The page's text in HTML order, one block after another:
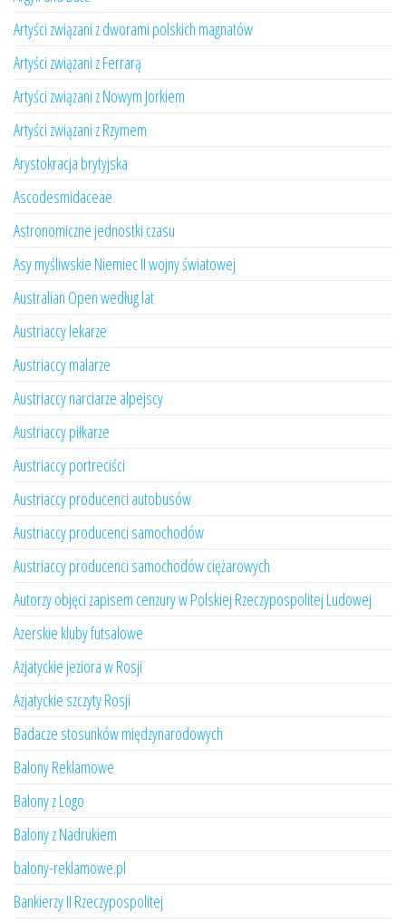
Artyści związani z dworami polskich magnatów
Artyści związani z Ferrarą
Artyści związani z Nowym Jorkiem
Artyści związani z Rzymem
Arystokracja brytyjska
Ascodesmidaceae
Astronomiczne jednostki czasu
Asy myśliwskie Niemiec II wojny światowej
Australian Open według lat
Austriaccy lekarze
Austriaccy malarze
Austriaccy narciarze alpejscy
Austriaccy piłkarze
Austriaccy portreciści
Austriaccy producenci autobusów
Austriaccy producenci samochodów
Austriaccy producenci samochodów ciężarowych
Autorzy objęci zapisem cenzury w Polskiej Rzeczypospolitej Ludowej
Azerskie kluby futsalowe
Azjatyckie jeziora w Rosji
Azjatyckie szczyty Rosji
Badacze stosunków międzynarodowych
Balony Reklamowe
Balony z Logo
Balony z Nadrukiem
balony-reklamowe.pl
Bankierzy II Rzeczypospolitej